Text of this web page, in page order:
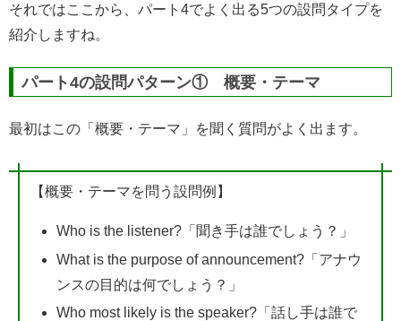
それではここから、パート4でよく出る5つの設問タイプを
紹介しますね。
パート4の設問パターン① 概要・テーマ
最初はこの「概要・テーマ」を聞く質問がよく出ます。
【概要・テーマを問う設問例】
Who is the listener?「聞き手は誰でしょう？」
What is the purpose of announcement?「アナウ
ンスの目的は何でしょう？」
Who most likely is the speaker?「話し手は誰で